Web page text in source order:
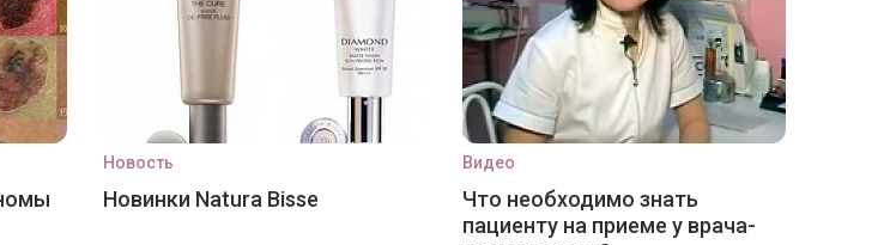
Новость
Новинки Natura Bisse
Видео
Что необходимо знать
пациенту на приеме у врача-